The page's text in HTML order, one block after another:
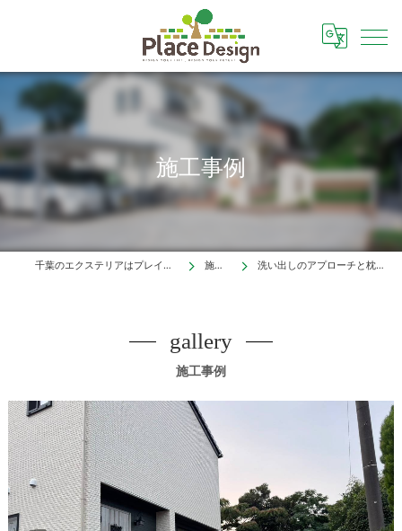
施工事例
千葉のエクステリアはプレイスデザイン株式会社 施工事例 洗い出しのアプローチと枕木の門柱（市川市）
施工事例
gallery